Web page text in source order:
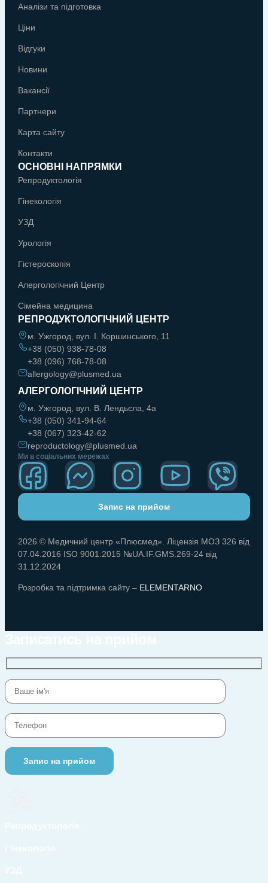
Аналізи та підготовка
Ціни
Відгуки
Новини
Вакансії
Партнери
Карта сайту
Контакти
ОСНОВНІ НАПРЯМКИ
Репродуктологія
Гінекологія
УЗД
Урологія
Гістероскопія
Алергологічний Центр
Сімейна медицина
РЕПРОДУКТОЛОГІЧНИЙ ЦЕНТР
м. Ужгород, вул. І. Коршинського, 11
+38 (050) 938-78-08
+38 (096) 768-78-08
allergology@plusmed.ua
АЛЕРГОЛОГІЧНИЙ ЦЕНТР
м. Ужгород, вул. В. Лендьєла, 4а
+38 (050) 341-94-64
+38 (067) 323-42-62
reproductology@plusmed.ua
Ми в соціальних мережах
Запис на прийом
2026 © Медичний центр «Плюсмед». Ліцензія МОЗ 326 від
07.04.2016 ISO 9001:2015 №UA.IF.GMS.269-24 від
31.12.2024
Розробка та підтримка сайту – ELEMENTARNO